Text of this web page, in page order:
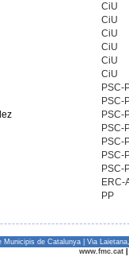
CiU
CiU
CiU
CiU
CiU
CiU
PSC-
PSC-
PSC-
PSC-
PSC-
PSC-
PSC-
ERC-
PP
Municipis de Catalunya | Via
www.fmc.cat